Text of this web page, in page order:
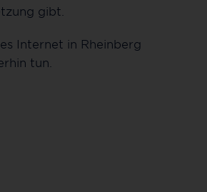
gibt.
Internet in Rheinberg
tun.